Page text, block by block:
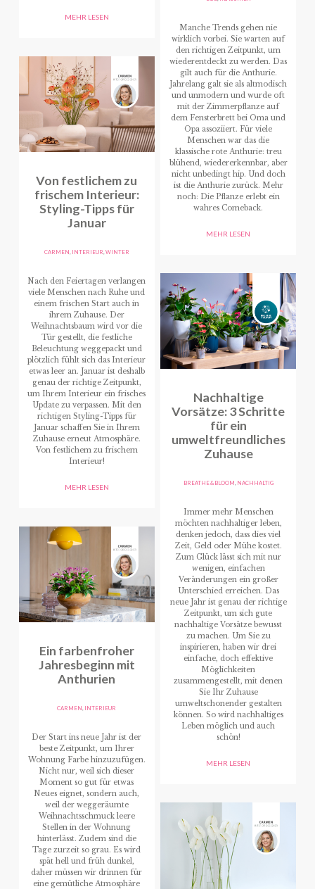
MEHR LESEN
Von festlichem zu
frischem Interieur:
Styling-Tipps für
Januar
CARMEN INTERIEUR WINTER
Nach den Feiertagen verlangen
viele Menschen nach Ruhe und
einem frischen Start auch in
ihrem Zuhause. Der
Weihnachtsbaum wird vor die
Tür gestellt, die festliche
Beleuchtung weggepackt und
plötzlich fühlt sich das Interieur
etwas leer an. Januar ist deshalb
genau der richtige Zeitpunkt,
um Ihrem Interieur ein frisches
Update zu verpassen. Mit den
richtigen Styling-Tipps für
Januar schaffen Sie in Ihrem
Zuhause erneut Atmosphäre.
Von festlichem zu frischem
Interieur!
MEHR LESEN
Ein farbenfroher
Jahresbeginn mit
Anthurien
CARMEN INTERIEUR
Der Start ins neue Jahr ist der
beste Zeitpunkt, um Ihrer
Wohnung Farbe hinzuzufügen.
Nicht nur, weil sich dieser
Moment so gut für etwas
Neues eignet, sondern auch,
weil der weggeräumte
Weihnachtsschmuck leere
Stellen in der Wohnung
hinterlässt. Zudem sind die
Tage zurzeit so grau. Es wird
spät hell und früh dunkel,
daher müssen wir drinnen für
eine gemütliche Atmosphäre
Manche Trends gehen nie
wirklich vorbei. Sie warten auf
den richtigen Zeitpunkt, um
wiederentdeckt zu werden. Das
gilt auch für die Anthurie.
Jahrelang galt sie als altmodisch
und unmodern und wurde oft
mit der Zimmerpflanze auf
dem Fensterbrett bei Oma und
Opa assoziiert. Für viele
Menschen war das die
klassische rote Anthurie: treu
blühend, wiedererkennbar, aber
nicht unbedingt hip. Und doch
ist die Anthurie zurück. Mehr
noch: Die Pflanze erlebt ein
wahres Comeback.
MEHR LESEN
Nachhaltige
Vorsätze: 3 Schritte
für ein
umweltfreundliches
Zuhause
BREATHE & BLOOM NACHHALTIG
Immer mehr Menschen
möchten nachhaltiger leben,
denken jedoch, dass dies viel
Zeit, Geld oder Mühe kostet.
Zum Glück lässt sich mit nur
wenigen, einfachen
Veränderungen ein großer
Unterschied erreichen. Das
neue Jahr ist genau der richtige
Zeitpunkt, um sich gute
nachhaltige Vorsätze bewusst
zu machen. Um Sie zu
inspirieren, haben wir drei
einfache, doch effektive
Möglichkeiten
zusammengestellt, mit denen
Sie Ihr Zuhause
umweltschonender gestalten
können. So wird nachhaltiges
Leben möglich und auch
schön!
MEHR LESEN